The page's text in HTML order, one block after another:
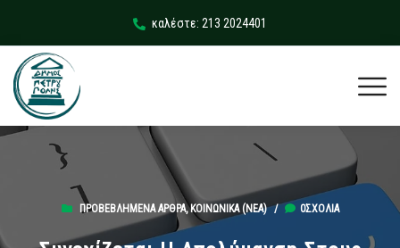
καλέστε: 213 2024401
ΠΡΟΒΕΒΛΗΜΈΝΑ ΆΡΘΡΑ,ΚΟΙΝΩΝΙΚΆ (ΝΕΑ)/ 0ΣΧΌΛΙΑ